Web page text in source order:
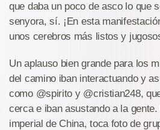
que daba un poco de asco lo que
senyora, sí. ¡En esta
unos cerebros más listos y
Un aplauso bien grande para los
del camino iban interactuando y
como @spirito y @cristian248,
cerca e iban asustando a la
imperial de China, toca foto de